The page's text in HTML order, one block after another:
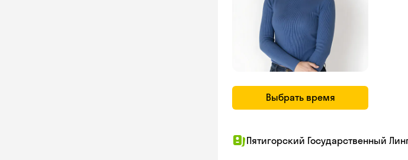
Выбрать время
Пятигорский Государственный